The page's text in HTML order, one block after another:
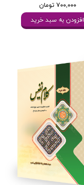
۷۰۰,۰۰۰ تومان
افزودن به سبد خرید